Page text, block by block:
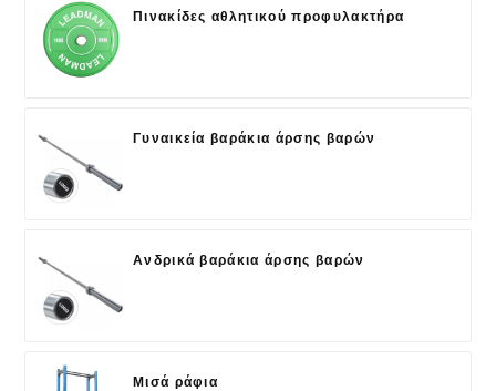
Πινακίδες αθλητικού προφυλακτήρα
Γυναικεία βαράκια άρσης βαρών
Ανδρικά βαράκια άρσης βαρών
Μισά ράφια